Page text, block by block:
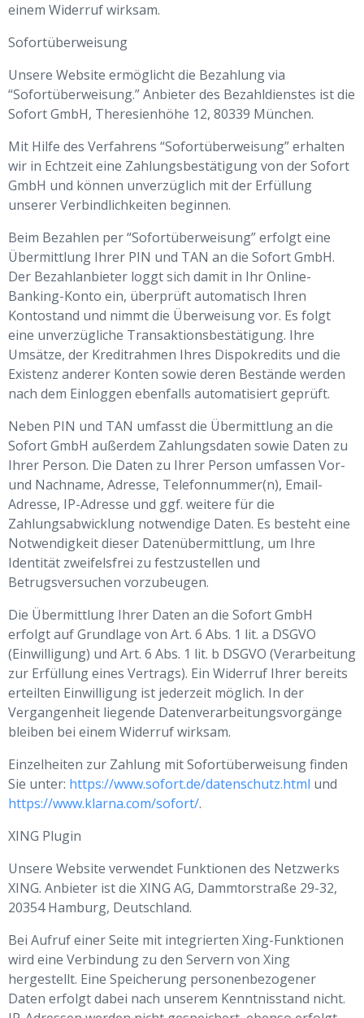
einem Widerruf wirksam.
Sofortüberweisung
Unsere Website ermöglicht die Bezahlung via
“Sofortüberweisung.” Anbieter des Bezahldienstes ist die
Sofort GmbH, Theresienhöhe 12, 80339 München.
Mit Hilfe des Verfahrens “Sofortüberweisung” erhalten
wir in Echtzeit eine Zahlungsbestätigung von der Sofort
GmbH und können unverzüglich mit der Erfüllung
unserer Verbindlichkeiten beginnen.
Beim Bezahlen per “Sofortüberweisung” erfolgt eine
Übermittlung Ihrer PIN und TAN an die Sofort GmbH.
Der Bezahlanbieter loggt sich damit in Ihr Online-
Banking-Konto ein, überprüft automatisch Ihren
Kontostand und nimmt die Überweisung vor. Es folgt
eine unverzügliche Transaktionsbestätigung. Ihre
Umsätze, der Kreditrahmen Ihres Dispokredits und die
Existenz anderer Konten sowie deren Bestände werden
nach dem Einloggen ebenfalls automatisiert geprüft.
Neben PIN und TAN umfasst die Übermittlung an die
Sofort GmbH außerdem Zahlungsdaten sowie Daten zu
Ihrer Person. Die Daten zu Ihrer Person umfassen Vor-
und Nachname, Adresse, Telefonnummer(n), Email-
Adresse, IP-Adresse und ggf. weitere für die
Zahlungsabwicklung notwendige Daten. Es besteht eine
Notwendigkeit dieser Datenübermittlung, um Ihre
Identität zweifelsfrei zu festzustellen und
Betrugsversuchen vorzubeugen.
Die Übermittlung Ihrer Daten an die Sofort GmbH
erfolgt auf Grundlage von Art. 6 Abs. 1 lit. a DSGVO
(Einwilligung) und Art. 6 Abs. 1 lit. b DSGVO (Verarbeitung
zur Erfüllung eines Vertrags). Ein Widerruf Ihrer bereits
erteilten Einwilligung ist jederzeit möglich. In der
Vergangenheit liegende Datenverarbeitungsvorgänge
bleiben bei einem Widerruf wirksam.
Einzelheiten zur Zahlung mit Sofortüberweisung finden
Sie unter: https://www.sofort.de/datenschutz.html und
https://www.klarna.com/sofort/.
XING Plugin
Unsere Website verwendet Funktionen des Netzwerks
XING. Anbieter ist die XING AG, Dammtorstraße 29-32,
20354 Hamburg, Deutschland.
Bei Aufruf einer Seite mit integrierten Xing-Funktionen
wird eine Verbindung zu den Servern von Xing
hergestellt. Eine Speicherung personenbezogener
Daten erfolgt dabei nach unserem Kenntnisstand nicht.